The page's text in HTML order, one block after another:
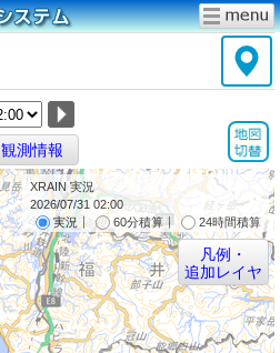
観測情報
XRAIN 実況
2026/07/31 02:00
実況 ｜ 60分積算 ｜ 24時間積算
凡例・
追加レイヤ